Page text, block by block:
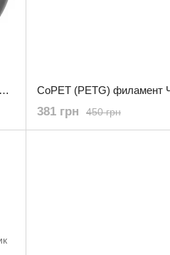
CoPET (PETG) филамент Серый пластик для 3D принтера 3.0 кг / 960 м / 1.75 мм
450 грн
381 грн